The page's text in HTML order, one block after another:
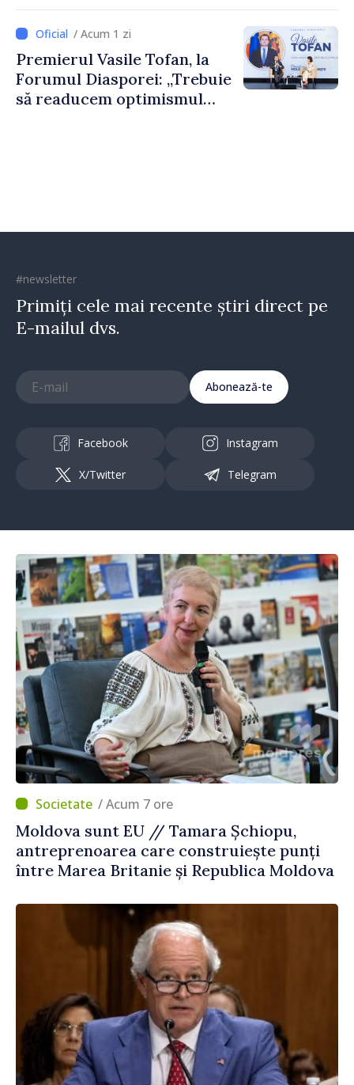
dumneavoastră pentru a
construi comunități mai
puternice”
/ Acum 1 zi
Premierul Vasile Tofan, la
Forumul Diasporei: „Trebuie
să readucem optimismul
#newsletter
Primiți cele mai recente știri direct pe
E-mailul dvs.
Abonează-te
Facebook Instagram
X/Twitter Telegram
/ Acum 7 ore
Moldova sunt EU // Tamara Șchiopu,
antreprenoarea care construiește punți
între Marea Britanie și Republica Moldova